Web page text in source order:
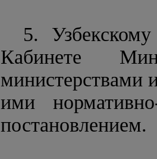
5.
Кабинете
министерствами
ими
постановлением.